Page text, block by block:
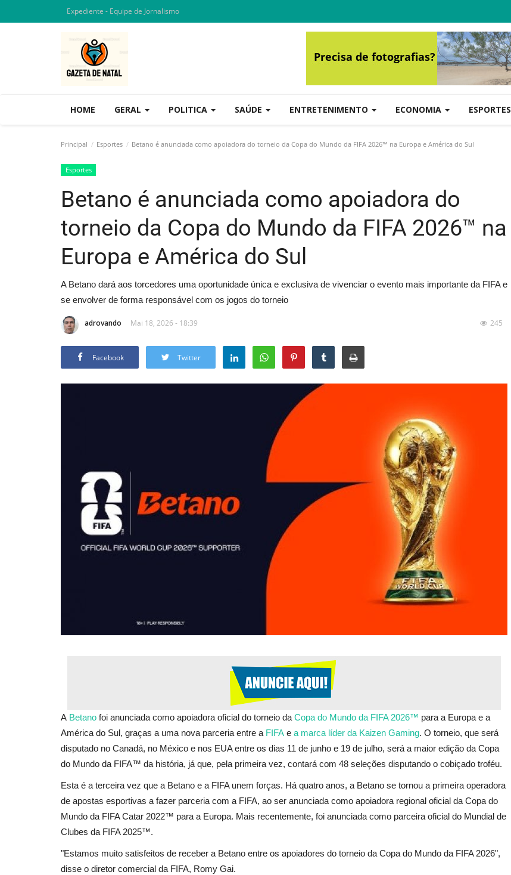
Expediente - Equipe de Jornalismo
HOME GERAL POLITICA SAÚDE ENTRETENIMENTO ECONOMIA ESPORTES
Principal Esportes Betano é anunciada como apoiadora do torneio da Copa do Mundo da FIFA 2026™ na Europa e América do Sul
Esportes
Betano é anunciada como apoiadora do
torneio da Copa do Mundo da FIFA 2026™ na
Europa e América do Sul
A Betano dará aos torcedores uma oportunidade única e exclusiva de vivenciar o evento mais importante da FIFA e
se envolver de forma responsável com os jogos do torneio
adrovando Mai 18, 2026 - 18:39 245
Facebook Twitter
A Betano foi anunciada como apoiadora oficial do torneio da Copa do Mundo da FIFA 2026™ para a Europa e a
América do Sul, graças a uma nova parceria entre a FIFA e a marca líder da Kaizen Gaming. O torneio, que será
disputado no Canadá, no México e nos EUA entre os dias 11 de junho e 19 de julho, será a maior edição da Copa
do Mundo da FIFA™ da história, já que, pela primeira vez, contará com 48 seleções disputando o cobiçado troféu.
Esta é a terceira vez que a Betano e a FIFA unem forças. Há quatro anos, a Betano se tornou a primeira operadora
de apostas esportivas a fazer parceria com a FIFA, ao ser anunciada como apoiadora regional oficial da Copa do
Mundo da FIFA Catar 2022™ para a Europa. Mais recentemente, foi anunciada como parceira oficial do Mundial de
Clubes da FIFA 2025™.
"Estamos muito satisfeitos de receber a Betano entre os apoiadores do torneio da Copa do Mundo da FIFA 2026",
disse o diretor comercial da FIFA, Romy Gai.